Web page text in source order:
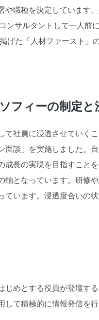
職種を決定しています
ンサルタントして一人前
げた「人材ファースト」
フィーの制定と
社員に浸透させていく
談」を実施しました。
長の実現を目指すこと
となっています。研修
います。浸透度合いの
めとする役員が登壇す
て積極的に情報発信を